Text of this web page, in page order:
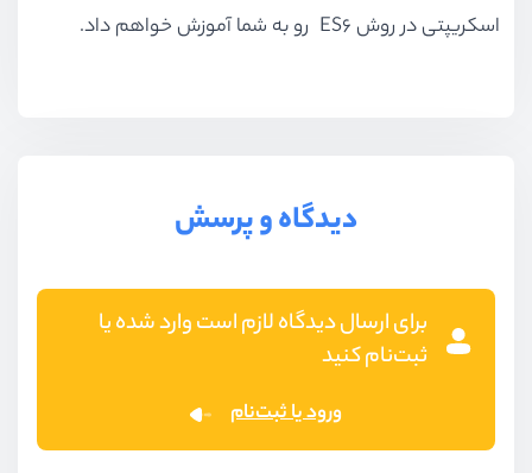
اسکریپتی در روش ES۶ رو به شما آموزش خواهم داد.
دیدگاه و پرسش
برای ارسال دیدگاه لازم است وارد شده یا
ثبت‌نام کنید
ورود یا ثبت‌نام